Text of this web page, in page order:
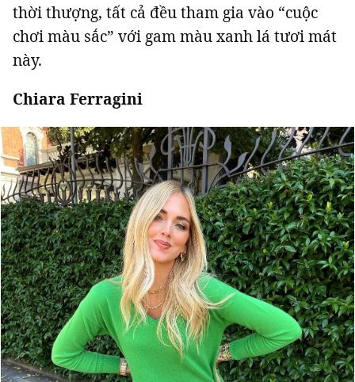
thời thượng, tất cả đều tham gia vào “cuộc
chơi màu sắc” với gam màu xanh lá tươi mát
này.
Chiara Ferragini